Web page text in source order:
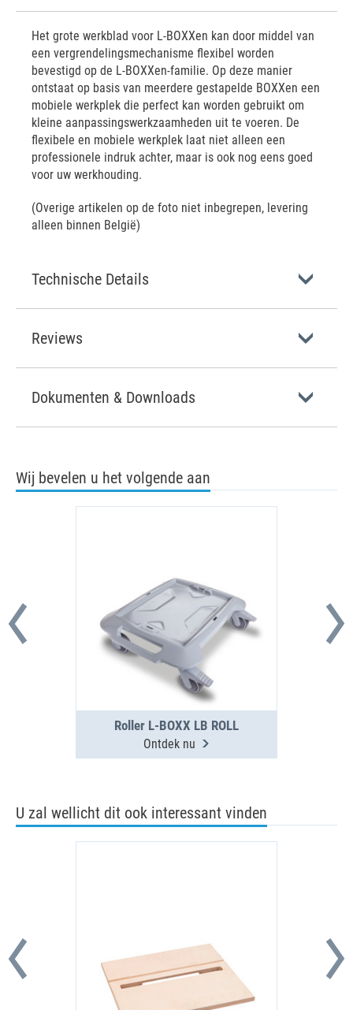
Het grote werkblad voor L-BOXXen kan door middel van
een vergrendelingsmechanisme flexibel worden
bevestigd op de L-BOXXen-familie. Op deze manier
ontstaat op basis van meerdere gestapelde BOXXen een
mobiele werkplek die perfect kan worden gebruikt om
kleine aanpassingswerkzaamheden uit te voeren. De
flexibele en mobiele werkplek laat niet alleen een
professionele indruk achter, maar is ook nog eens goed
voor uw werkhouding.
(Overige artikelen op de foto niet inbegrepen, levering
alleen binnen België)
Technische Details
Reviews
Dokumenten & Downloads
Wij bevelen u het volgende aan
Roller L-BOXX LB ROLL
Ontdek nu
U zal wellicht dit ook interessant vinden